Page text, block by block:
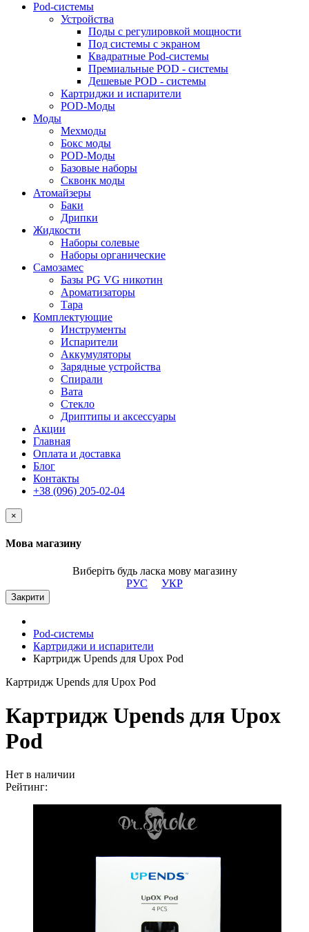
Pod-системы
Устройства
Поды с регулировкой мощности
Под системы с экраном
Квадратные Pod-системы
Премиальные POD - системы
Дешевые POD - системы
Картриджи и испарители
POD-Моды
Моды
Мехмоды
Бокс моды
POD-Моды
Базовые наборы
Сквонк моды
Атомайзеры
Баки
Дрипки
Жидкости
Наборы солевые
Наборы органические
Самозамес
Базы PG VG никотин
Ароматизаторы
Тара
Комплектующие
Инструменты
Испарители
Аккумуляторы
Зарядные устройства
Спирали
Вата
Стекло
Дриптипы и аксессуары
Акции
Главная
Оплата и доставка
Блог
Контакты
+38 (096) 205-02-04
×
Мова магазину
Виберіть будь ласка мову магазину
РУС
УКР
Закрити
Pod-системы
Картриджи и испарители
Картридж Upends для Upox Pod
Картридж Upends для Upox Pod
Картридж Upends для Upox
Pod
Нет в наличии
Рейтинг: